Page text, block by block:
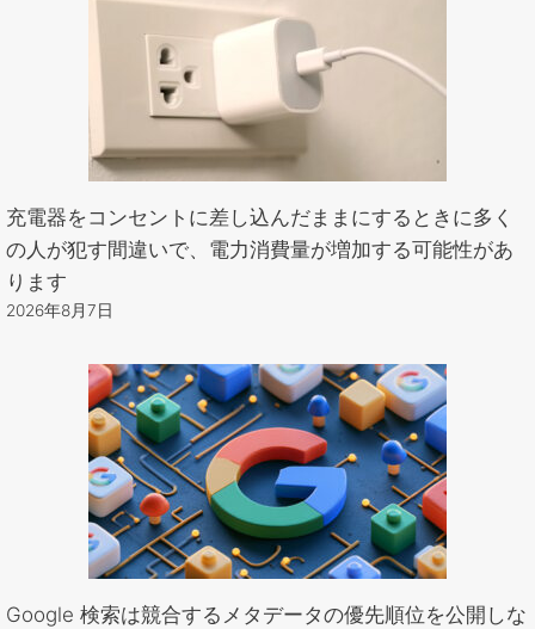
充電器をコンセントに差し込んだままにするときに多く
の人が犯す間違いで、電力消費量が増加する可能性があ
ります
2026年8月7日
Google 検索は競合するメタデータの優先順位を公開しな